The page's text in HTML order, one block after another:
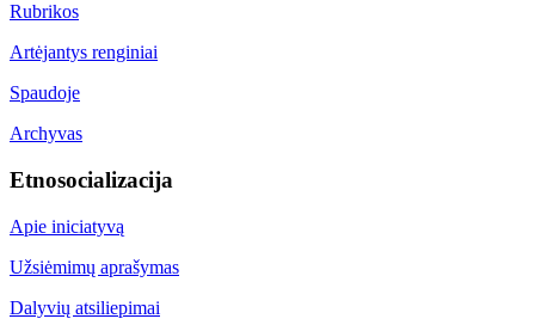
Rubrikos
Artėjantys renginiai
Spaudoje
Archyvas
Etnosocializacija
Apie iniciatyvą
Užsiėmimų aprašymas
Dalyvių atsiliepimai